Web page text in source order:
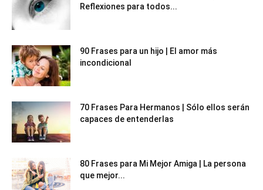
Reflexiones para todos...
90 Frases para un hijo | El amor más
incondicional
70 Frases Para Hermanos | Sólo ellos serán
capaces de entenderlas
80 Frases para Mi Mejor Amiga | La persona
que mejor...